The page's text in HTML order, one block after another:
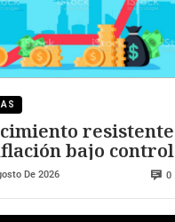
resistente
bajo control
De 2026 0